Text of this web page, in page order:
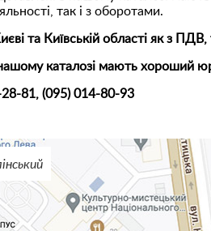
так і з оборотами.
та Київській області як з ПДВ,
каталозі мають хороший
28-81, (095) 014-80-93